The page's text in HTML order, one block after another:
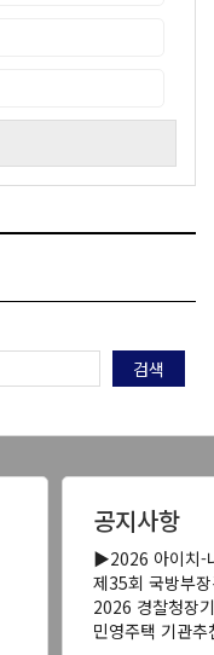
검색
공지사항
▶2026 아이치-
제35회 국방부
2026 경찰청장
민영주택 기관